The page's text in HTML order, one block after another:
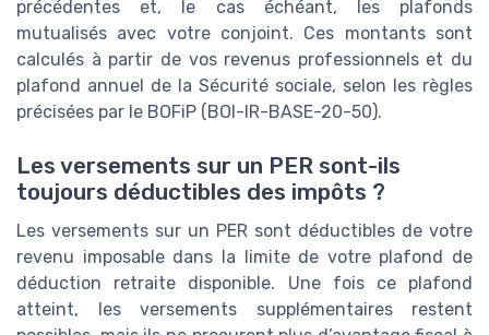
précédentes et, le cas échéant, les plafonds
mutualisés avec votre conjoint. Ces montants sont
calculés à partir de vos revenus professionnels et du
plafond annuel de la Sécurité sociale, selon les règles
précisées par le BOFiP (BOI-IR-BASE-20-50).
Les versements sur un PER sont-ils
toujours déductibles des impôts ?
Les versements sur un PER sont déductibles de votre
revenu imposable dans la limite de votre plafond de
déduction retraite disponible. Une fois ce plafond
atteint, les versements supplémentaires restent